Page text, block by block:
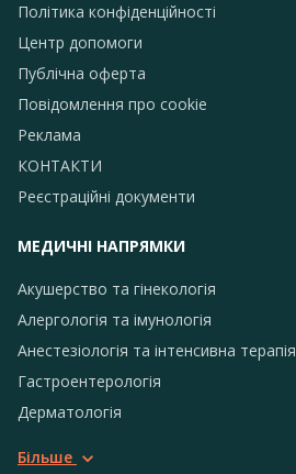
Політика конфіденційності
Центр допомоги
Публічна оферта
Повідомлення про сookie
Реклама
КОНТАКТИ
Реєстраційні документи
МЕДИЧНІ НАПРЯМКИ
Акушерство та гінекологія
Алергологія та імунологія
Анестезіологія та інтенсивна терапія
Гастроентерологія
Дерматологія
Більше